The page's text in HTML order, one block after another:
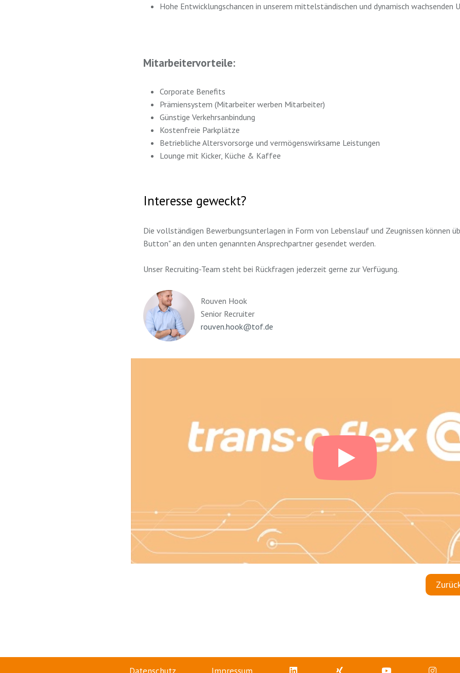
Hohe Entwicklungschancen in unserem mittelständischen und dynamisch wachsenden
Mitarbeitervorteile:
Corporate Benefits
Prämiensystem (Mitarbeiter werben Mitarbeiter)
Günstige Verkehrsanbindung
Kostenfreie Parkplätze
Betriebliche Altersvorsorge und vermögenswirksame Leistungen
Lounge mit Kicker, Küche & Kaffee
Interesse geweckt?
Die vollständigen Bewerbungsunterlagen in Form von Lebenslauf und Zeugnissen können
Button" an den unten genannten Ansprechpartner gesendet werden.
Unser Recruiting-Team steht bei Rückfragen jederzeit gerne zur Verfügung.
Rouven Hook
Senior Recruiter
rouven.hook@tof.de